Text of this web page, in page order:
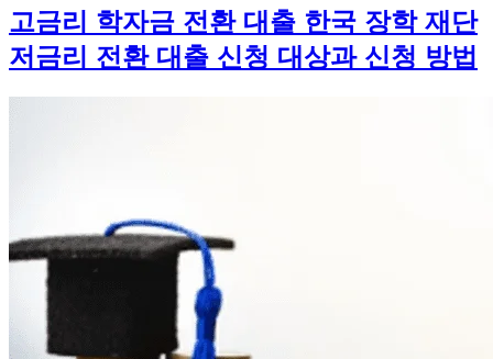
고금리 학자금 전환 대출 한국 장학 재단
저금리 전환 대출 신청 대상과 신청 방법